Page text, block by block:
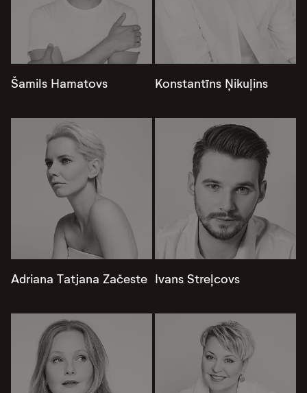
Šamils Hamatovs Konstantīns Ņikuļins
Adriana Tatjana Začeste Ivans Streļcovs